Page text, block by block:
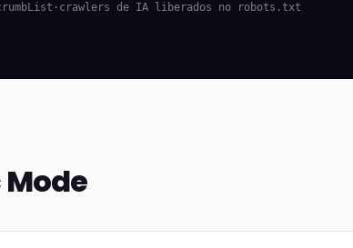
· crawlers de IA liberados no robots.txt
Mode